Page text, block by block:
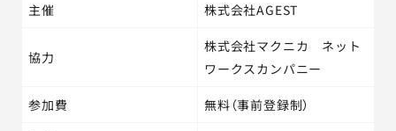
主催 株式会社AGEST
協力
株式会社マクニカ ネット
ワークスカンパニー
参加費 無料（事前登録制）